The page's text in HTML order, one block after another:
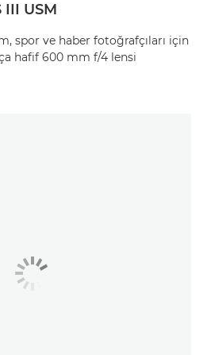
USM
spor ve haber fotoğrafçıları için
hafif 600 mm f/4 lensi